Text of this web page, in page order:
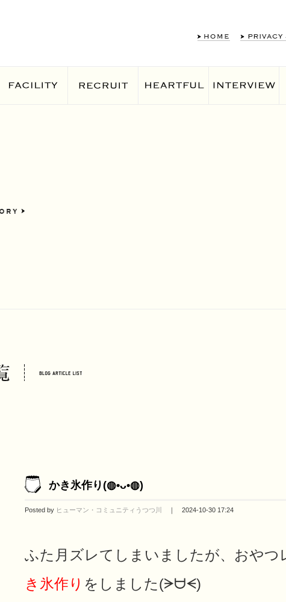
かき氷作り(◍•ᴗ•◍)
Posted by ヒューマン・コミュニティうつつ川 ｜ 2024-10-30 17:24
ふた月ズレてしまいましたが、おやつ
き氷作り をしました(ᗒᗨᗕ)